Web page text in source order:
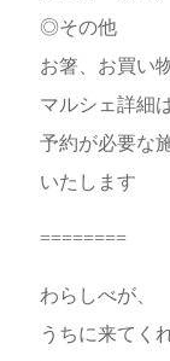
◎その他
お箸、お買い
マルシェ詳細
予約が必要な
いたします
========
わらしべが、
うちに来てく